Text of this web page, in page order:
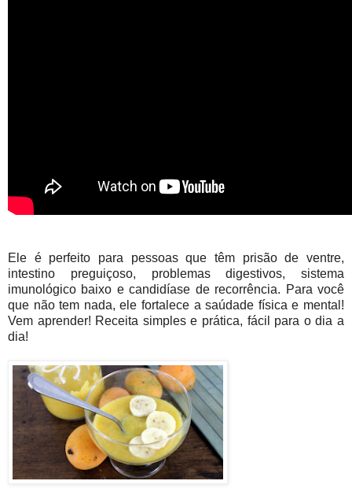
Ele é perfeito para pessoas que têm prisão de ventre,
intestino preguiçoso, problemas digestivos, sistema
imunológico baixo e candidíase de recorrência. Para você
que não tem nada, ele fortalece a saúdade física e mental!
Vem aprender! Receita simples e prática, fácil para o dia a
dia!